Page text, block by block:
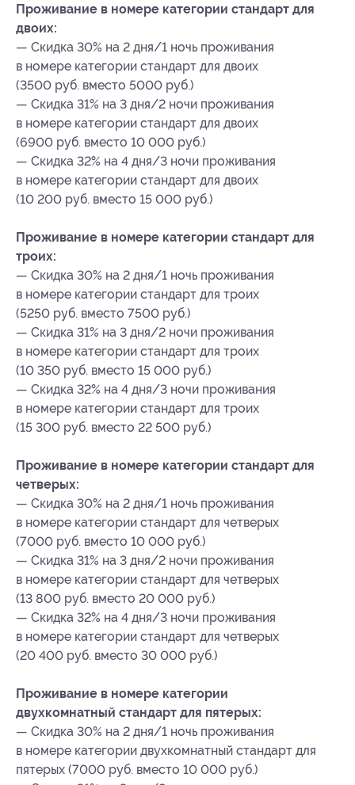
Проживание в номере категории стандарт для
двоих:
— Скидка 30% на 2 дня/1 ночь проживания
в номере категории стандарт для двоих
(3500 руб. вместо 5000 руб.)
— Скидка 31% на 3 дня/2 ночи проживания
в номере категории стандарт для двоих
(6900 руб. вместо 10 000 руб.)
— Скидка 32% на 4 дня/3 ночи проживания
в номере категории стандарт для двоих
(10 200 руб. вместо 15 000 руб.)
Проживание в номере категории стандарт для
троих:
— Скидка 30% на 2 дня/1 ночь проживания
в номере категории стандарт для троих
(5250 руб. вместо 7500 руб.)
— Скидка 31% на 3 дня/2 ночи проживания
в номере категории стандарт для троих
(10 350 руб. вместо 15 000 руб.)
— Скидка 32% на 4 дня/3 ночи проживания
в номере категории стандарт для троих
(15 300 руб. вместо 22 500 руб.)
Проживание в номере категории стандарт для
четверых:
— Скидка 30% на 2 дня/1 ночь проживания
в номере категории стандарт для четверых
(7000 руб. вместо 10 000 руб.)
— Скидка 31% на 3 дня/2 ночи проживания
в номере категории стандарт для четверых
(13 800 руб. вместо 20 000 руб.)
— Скидка 32% на 4 дня/3 ночи проживания
в номере категории стандарт для четверых
(20 400 руб. вместо 30 000 руб.)
Проживание в номере категории
двухкомнатный стандарт для пятерых:
— Скидка 30% на 2 дня/1 ночь проживания
в номере категории двухкомнатный стандарт для
пятерых (7000 руб. вместо 10 000 руб.)